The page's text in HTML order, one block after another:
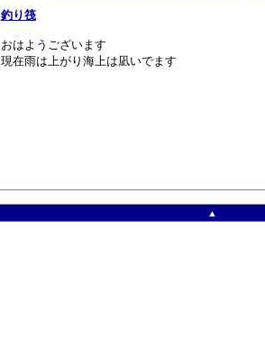
釣り筏
おはようございます
現在雨は上がり海上は凪いでます
▲